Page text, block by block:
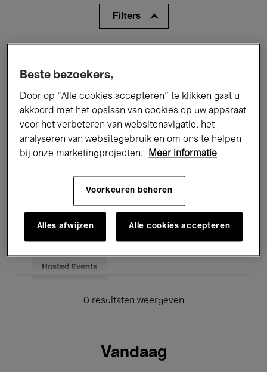
Filters
Performances Lezingen & Debatten
Jazz Klassieke Muziek Global Music
Voor iedereen Kids’ Palace
Onderwijs Rondleidingen
Hosted Events
0 resultaten weergeven
Vandaag
Beste bezoekers,
Door op “Alle cookies accepteren” te klikken gaat u
akkoord met het opslaan van cookies op uw apparaat
voor het verbeteren van websitenavigatie, het
analyseren van websitegebruik en om ons te helpen
bij onze marketingprojecten.
Meer informatie
Voorkeuren beheren
Alles afwijzen Alle cookies accepteren